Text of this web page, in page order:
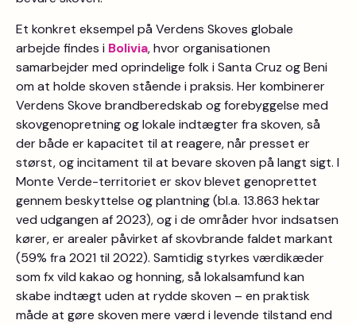
Et konkret eksempel på Verdens Skoves globale
arbejde findes i Bolivia, hvor organisationen
samarbejder med oprindelige folk i Santa Cruz og Beni
om at holde skoven stående i praksis. Her kombinerer
Verdens Skove brandberedskab og forebyggelse med
skovgenopretning og lokale indtægter fra skoven, så
der både er kapacitet til at reagere, når presset er
størst, og incitament til at bevare skoven på langt sigt. I
Monte Verde-territoriet er skov blevet genoprettet
gennem beskyttelse og plantning (bl.a. 13.863 hektar
ved udgangen af 2023), og i de områder hvor indsatsen
kører, er arealer påvirket af skovbrande faldet markant
(59% fra 2021 til 2022). Samtidig styrkes værdikæder
som fx vild kakao og honning, så lokalsamfund kan
skabe indtægt uden at rydde skoven – en praktisk
måde at gøre skoven mere værd i levende tilstand end